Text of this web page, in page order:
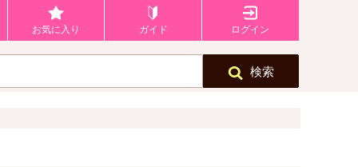
お気に入り ガイド ログイン
検索